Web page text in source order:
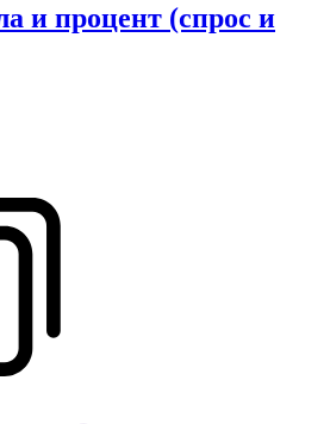
и процент (спрос и